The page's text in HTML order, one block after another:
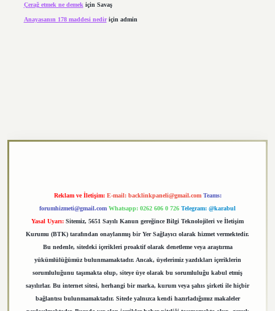
Çerağ etmek ne demek için Savaş
Anayasanın 178 maddesi nediriçin admin
Reklam ve İletişim: E-mail: backlinkpaneli@gmail.com Teams:
forumhizmeti@gmail.com Whatsapp: 0262 606 0 726 Telegram: @karabul
Yasal Uyarı: Sitemiz, 5651 Sayılı Kanun gereğince Bilgi Teknolojileri ve İletişim
Kurumu (BTK) tarafından onaylanmış bir Yer Sağlayıcı olarak hizmet vermektedir.
Bu nedenle, sitedeki içerikleri proaktif olarak denetleme veya araştırma
yükümlülüğümüz bulunmamaktadır. Ancak, üyelerimiz yazdıkları içeriklerin
sorumluluğunu taşımakta olup, siteye üye olarak bu sorumluluğu kabul etmiş
sayılırlar. Bu internet sitesi, herhangi bir marka, kurum veya şahıs şirketi ile hiçbir
bağlantısı bulunmamaktadır. Sitede yalnızca kendi hazırladığımız makaleler